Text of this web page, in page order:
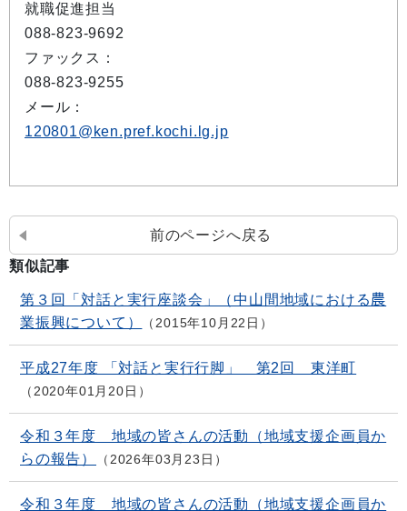
就職促進担当
088-823-9692
ファックス：
088-823-9255
メール：
120801@ken.pref.kochi.lg.jp
前のページへ戻る
類似記事
第３回「対話と実行座談会」（中山間地域における農
業振興について）
2015年10月22日
平成27年度 「対話と実行行脚」 第2回 東洋町
2020年01月20日
令和３年度 地域の皆さんの活動（地域支援企画員か
らの報告）
2026年03月23日
令和３年度 地域の皆さんの活動（地域支援企画員か